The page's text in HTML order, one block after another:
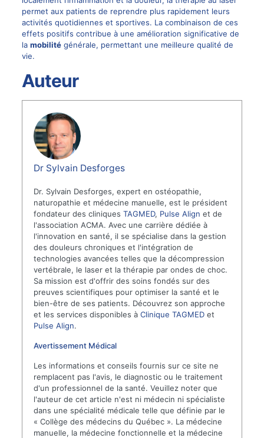
permet aux patients de reprendre plus rapidement leurs
activités quotidiennes et sportives. La combinaison de ces
effets positifs contribue à une amélioration significative de
la mobilitégénérale, permettant une meilleure qualité de
vie.
Auteur
Dr Sylvain Desforges
Dr. Sylvain Desforges, expert en ostéopathie,
naturopathie et médecine manuelle, est le président
fondateur des cliniquesTAGMED, Pulse Align et de
l'association ACMA. Avec une carrière dédiée à
l'innovation en santé, il se spécialise dans la gestion
des douleurs chroniques et l'intégration de
technologies avancées telles que la décompression
vertébrale, le laser et la thérapie par ondes de choc.
Sa mission est d'offrir des soins fondés sur des
preuves scientifiques pour optimiser la santé et le
bien-être de ses patients. Découvrez son approche
et les services disponibles àClinique TAGMED et
Pulse Align.
Avertissement Médical
Les informations et conseils fournis sur ce site ne
remplacent pas l'avis, le diagnostic ou le traitement
d'un professionnel de la santé. Veuillez noter que
l'auteur de cet article n'est ni médecin ni spécialiste
dans une spécialité médicale telle que définie par le
« Collège des médecins du Québec ». La médecine
manuelle, la médecine fonctionnelle et la médecine